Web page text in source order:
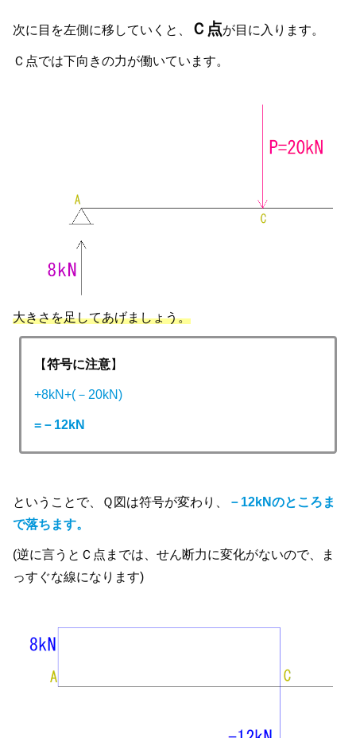
次に目を左側に移していくと、 Ｃ点が目に入ります。
Ｃ点では下向きの力が働いています。
大きさを足してあげましょう。
【符号に注意】
+8kN+(－20kN)
=－12kN
ということで、Ｑ図は符号が変わり、
－12kNのところま
で落ちます。
(逆に言うとＣ点までは、せん断力に変化がないので、ま
っすぐな線になります)